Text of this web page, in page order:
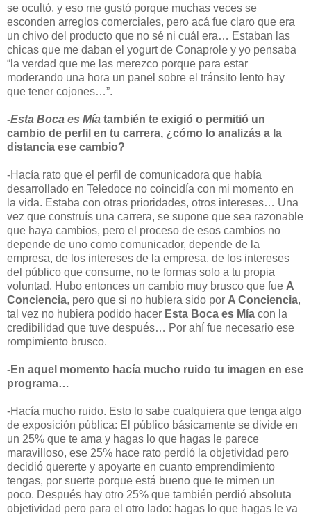
se ocultó, y eso me gustó porque muchas veces se
esconden arreglos comerciales, pero acá fue claro que era
un chivo del producto que no sé ni cuál era… Estaban las
chicas que me daban el yogurt de Conaprole y yo pensaba
“la verdad que me las merezco porque para estar
moderando una hora un panel sobre el tránsito lento hay
que tener cojones…”.
-Esta Boca es Mía también te exigió o permitió un
cambio de perfil en tu carrera, ¿cómo lo analizás a la
distancia ese cambio?
-Hacía rato que el perfil de comunicadora que había
desarrollado en Teledoce no coincidía con mi momento en
la vida. Estaba con otras prioridades, otros intereses… Una
vez que construís una carrera, se supone que sea razonable
que haya cambios, pero el proceso de esos cambios no
depende de uno como comunicador, depende de la
empresa, de los intereses de la empresa, de los intereses
del público que consume, no te formas solo a tu propia
voluntad. Hubo entonces un cambio muy brusco que fue A
Conciencia, pero que si no hubiera sido por A Conciencia,
tal vez no hubiera podido hacer Esta Boca es Mía con la
credibilidad que tuve después… Por ahí fue necesario ese
rompimiento brusco.
-En aquel momento hacía mucho ruido tu imagen en ese
programa…
-Hacía mucho ruido. Esto lo sabe cualquiera que tenga algo
de exposición pública: El público básicamente se divide en
un 25% que te ama y hagas lo que hagas le parece
maravilloso, ese 25% hace rato perdió la objetividad pero
decidió quererte y apoyarte en cuanto emprendimiento
tengas, por suerte porque está bueno que te mimen un
poco. Después hay otro 25% que también perdió absoluta
objetividad pero para el otro lado: hagas lo que hagas le va